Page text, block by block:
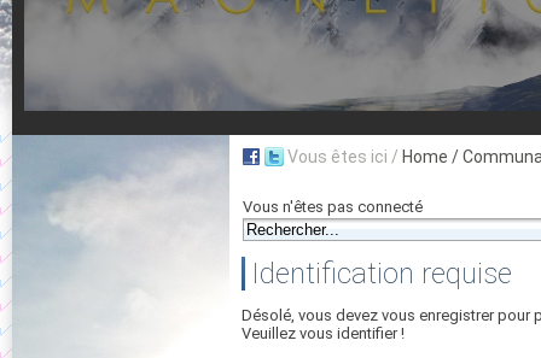
Vous êtes ici / Home /
Vous n'êtes pas connecté
Identification requise
Désolé, vous devez vous enregistrer pour
Veuillez vous identifier !